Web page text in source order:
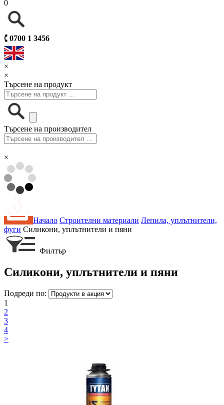
0
🕻 0700 1 3456
×
×
Търсене на продукт
Търсене на производител
×
Начало Строителни материали Лепила, уплътнители,
фуги Силикони, уплътнители и пяни
Филтър
Силикони, уплътнители и пяни
Подреди по:
1
2
3
4
>